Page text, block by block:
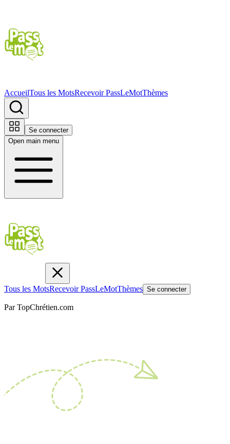
AccueilTous les MotsRecevoir PassLeMotThèmes
Se connecter
Open main menu
Tous les MotsRecevoir PassLeMotThèmes Se connecter
Par TopChrétien.com